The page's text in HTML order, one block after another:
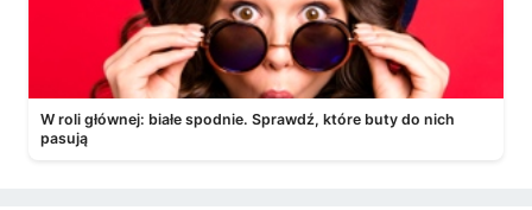
W roli głównej: białe spodnie. Sprawdź, które buty do nich
pasują